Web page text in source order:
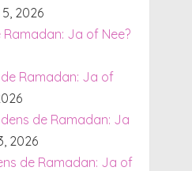
2026
Ja of Nee?
Ramadan: Ja of
de Ramadan: Ja
2026
de Ramadan: Ja of